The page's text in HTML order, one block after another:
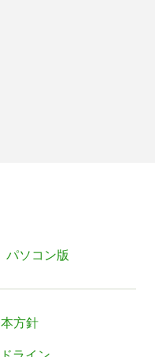
パソコン版
方針